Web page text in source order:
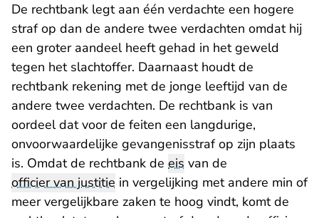
De rechtbank legt aan één verdachte een hogere
straf op dan de andere twee verdachten omdat hij
een groter aandeel heeft gehad in het geweld
tegen het slachtoffer. Daarnaast houdt de
rechtbank rekening met de jonge leeftijd van de
andere twee verdachten. De rechtbank is van
oordeel dat voor de feiten een langdurige,
onvoorwaardelijke gevangenisstraf op zijn plaats
is. Omdat de rechtbank de eis van de
officier van justitie in vergelijking met andere min of
meer vergelijkbare zaken te hoog vindt, komt de